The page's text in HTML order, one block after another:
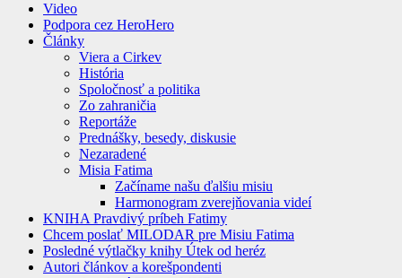
Video
Podpora cez HeroHero
Články
Viera a Cirkev
História
Spoločnosť a politika
Zo zahraničia
Reportáže
Prednášky, besedy, diskusie
Nezaradené
Misia Fatima
Začíname našu ďalšiu misiu
Harmonogram zverejňovania videí
KNIHA Pravdivý príbeh Fatimy
Chcem poslať MILODAR pre Misiu Fatima
Posledné výtlačky knihy Útek od heréz
Autori článkov a korešpondenti